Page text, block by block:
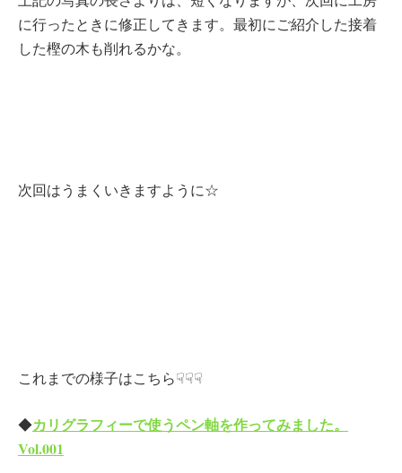
に行ったときに修正してきます。最初にご紹介した接着
した樫の木も削れるかな。
次回はうまくいきますように☆
これまでの様子はこちら☟☟☟
◆カリグラフィーで使うペン軸を作ってみました。
Vol.001